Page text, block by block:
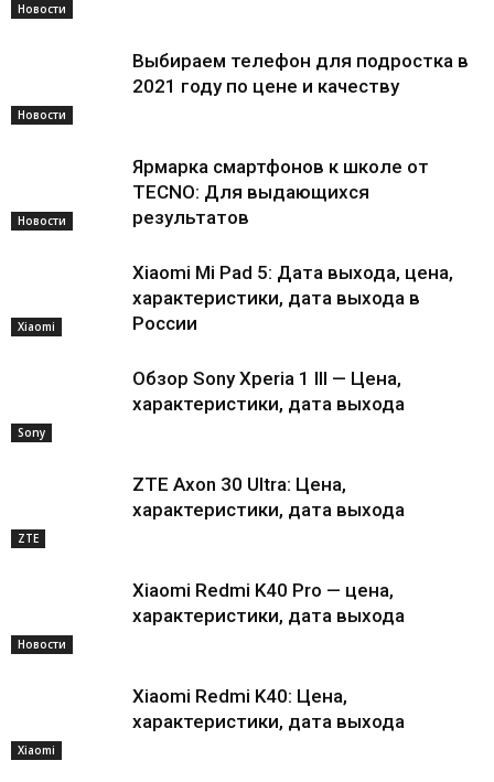
Новости
Новости
Выбираем телефон для подростка в
2021 году по цене и качеству
Новости
Ярмарка смартфонов к школе от
TECNO: Для выдающихся
результатов
Xiaomi
Xiaomi Mi Pad 5: Дата выхода, цена,
характеристики, дата выхода в
России
Sony
Обзор Sony Xperia 1 III — Цена,
характеристики, дата выхода
ZTE
ZTE Axon 30 Ultra: Цена,
характеристики, дата выхода
Новости
Xiaomi Redmi K40 Pro — цена,
характеристики, дата выхода
Xiaomi
Xiaomi Redmi K40: Цена,
характеристики, дата выхода